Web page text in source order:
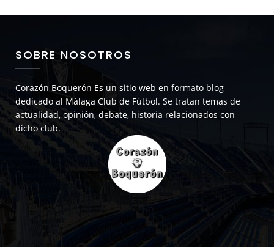
SOBRE NOSOTROS
Corazón Boquerón Es un sitio web en formato blog
dedicado al Málaga Club de Fútbol. Se tratan temas de
actualidad, opinión, debate, historia relacionados con
dicho club.